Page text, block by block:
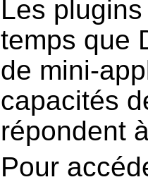
Les
temps que
de mini-
capacités
répondent
Pour